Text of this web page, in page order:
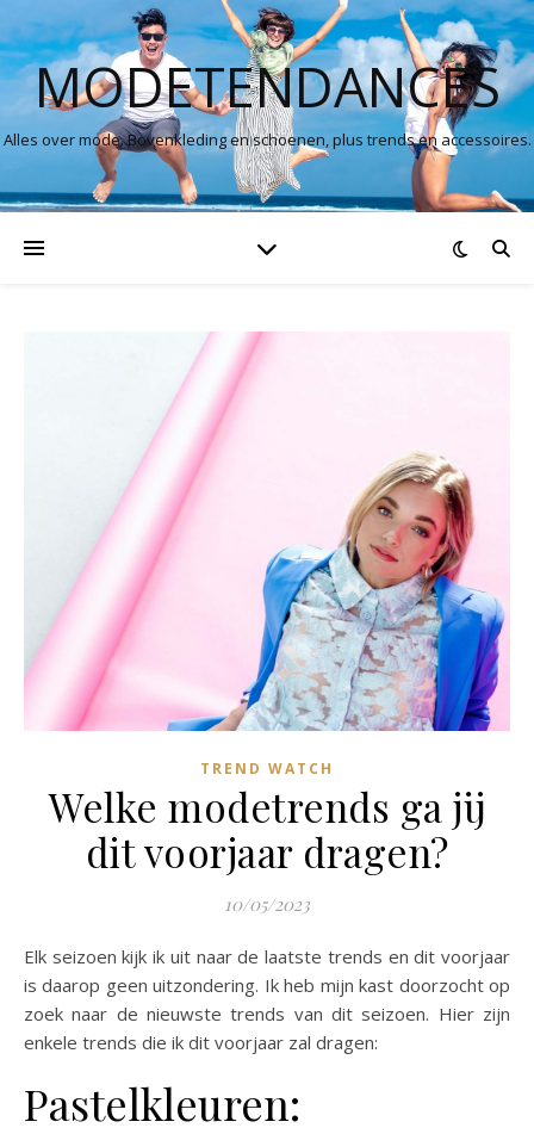
MODETENDANCES
Alles over mode. Bovenkleding en schoenen, plus trends en accessoires.
TREND WATCH
Welke modetrends ga jij
dit voorjaar dragen?
10/05/2023
Elk seizoen kijk ik uit naar de laatste trends en dit voorjaar
is daarop geen uitzondering. Ik heb mijn kast doorzocht op
zoek naar de nieuwste trends van dit seizoen. Hier zijn
enkele trends die ik dit voorjaar zal dragen:
Pastelkleuren: